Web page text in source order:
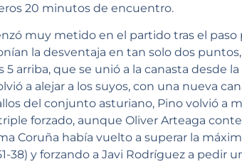
20 minutos de encuentro.
muy metido en el partido tras el paso
la desventaja en tan solo dos
5 arriba, que se unió a la canasta desde
a alejar a los suyos, con una nueva
del conjunto asturiano, Pino volvió
forzado, aunque Oliver Arteaga
Coruña había vuelto a superar la
38) y forzando a Javi Rodríguez a pedir